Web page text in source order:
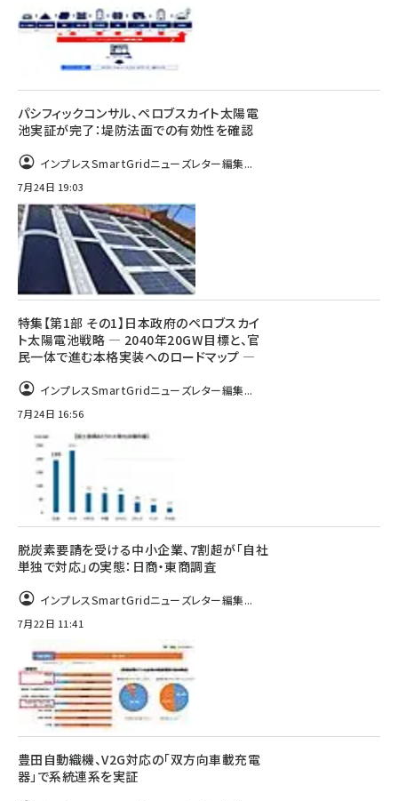
パシフィックコンサル、ペロブスカイト太陽電
池実証が完了：堤防法面での有効性を確認
インプレスSmartGridニューズレター編集...
7月24日 19:03
特集【第1部 その1】日本政府のペロブスカイ
ト太陽電池戦略 ― 2040年20GW目標と、官
民一体で進む本格実装へのロードマップ ―
インプレスSmartGridニューズレター編集...
7月24日 16:56
脱炭素要請を受ける中小企業、7割超が「自社
単独で対応」の実態：日商・東商調査
インプレスSmartGridニューズレター編集...
7月22日 11:41
豊田自動織機、V2G対応の「双方向車載充電
器」で系統連系を実証